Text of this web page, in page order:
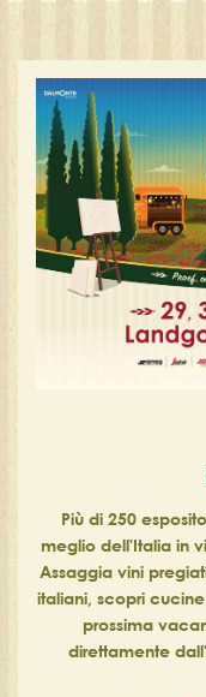
Più di 250
meglio dell'Italia in
Assaggia vini
italiani, scopri
prossima
direttamente